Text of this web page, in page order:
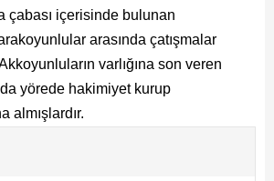
çabası içerisinde bulunan
arasında çatışmalar
varlığına son veren
yörede hakimiyet kurup
almışlardır.